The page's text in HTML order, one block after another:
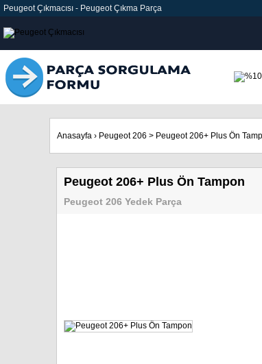
Peugeot Çıkmacısı - Peugeot Çıkma Parça
Anasayfa › Peugeot 206 > Peugeot 206+ Plus Ön
Peugeot 206+ Plus Ön Tampon
Peugeot 206 Yedek Parça